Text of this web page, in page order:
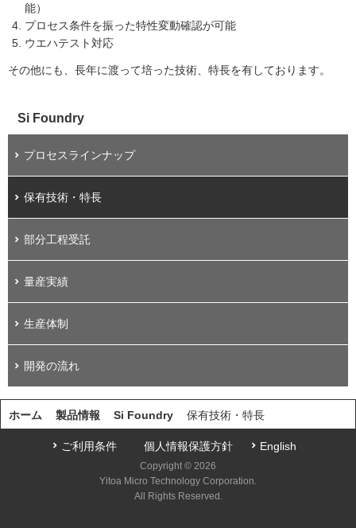
能）
プロセス条件を振った特性変動確認が可能
ウエハテスト対応
その他にも、長年に渡って培った技術、特長を有しております。
Si Foundry
プロセスラインナップ
保有技術・特長
部分工程受託
量産実績
生産体制
開発の流れ
ホーム 製品情報 Si Foundry 保有技術・特長
ご利用条件 個人情報保護方針 English
Copyright © 2026
Yitoa Micro Technology Corporation.
All Rights Reserved.